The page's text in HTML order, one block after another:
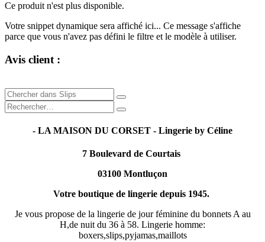
Ce produit n'est plus disponible.
Votre snippet dynamique sera affiché ici... Ce message s'affiche
parce que vous n'avez pas défini le filtre et le modèle à utiliser.
Avis client :
- LA MAISON DU CORSET - Lingerie by Céline
7 Boulevard de Courtais
03100 Montluçon
Votre boutique de lingerie depuis 1945.
Je vous propose de la lingerie de jour féminine du bonnets A au
H,de nuit du 36 à 58. Lingerie homme:
boxers,slips,pyjamas,maillots